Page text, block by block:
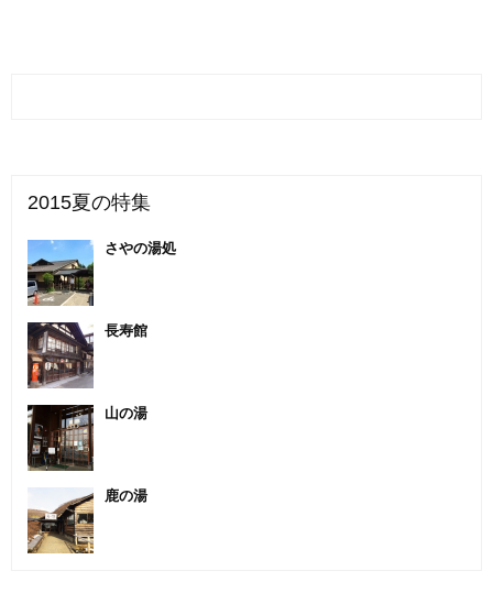
2015夏の特集
さやの湯処
長寿館
山の湯
鹿の湯